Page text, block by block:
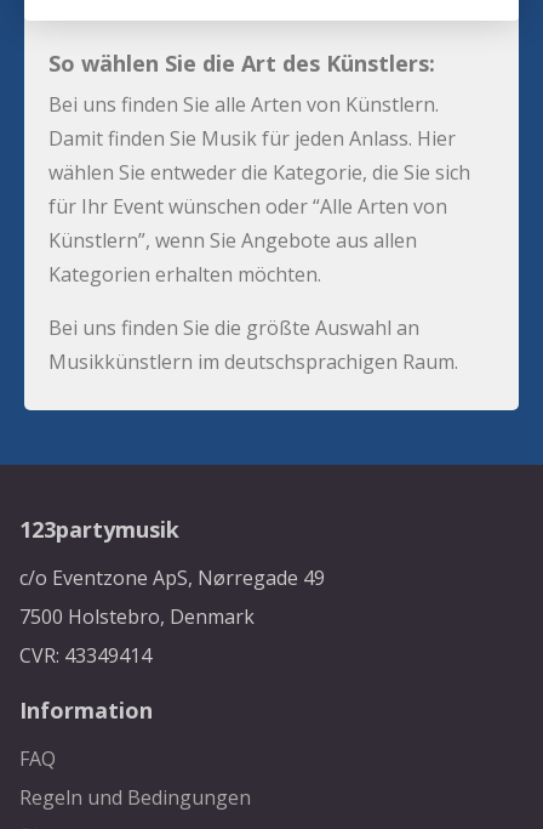
So wählen Sie die Art des Künstlers:
Bei uns finden Sie alle Arten von Künstlern.
Damit finden Sie Musik für jeden Anlass. Hier
wählen Sie entweder die Kategorie, die Sie sich
für Ihr Event wünschen oder “Alle Arten von
Künstlern”, wenn Sie Angebote aus allen
Kategorien erhalten möchten.
Bei uns finden Sie die größte Auswahl an
Musikkünstlern im deutschsprachigen Raum.
123partymusik
c/o Eventzone ApS, Nørregade 49
7500 Holstebro, Denmark
CVR: 43349414
Information
FAQ
Regeln und Bedingungen